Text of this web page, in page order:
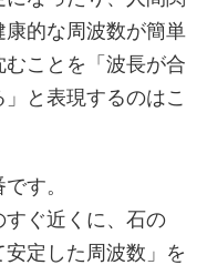
的な周波数が簡単
ことを「波長が合
と表現するのはこ
す。
ぐ近くに、石の
安定した周波数」を